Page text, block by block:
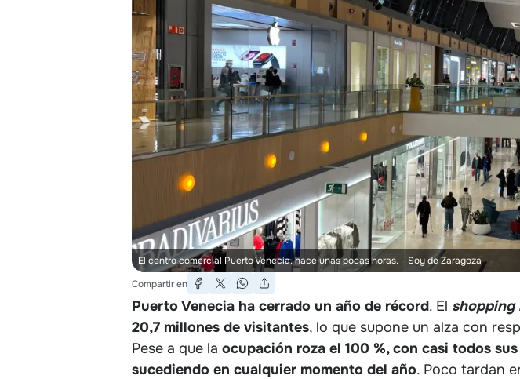
El centro comercial Puerto Venecia, hace unas pocas horas. - Soy de Zaragoza
Compartir en
Puerto Venecia ha cerrado un año de récord. El shopping
20,7 millones de visitantes, lo que supone un alza con
Pese a que la ocupación roza el 100 %, con casi todos
sucediendo en cualquier momento del año. Poco tardan